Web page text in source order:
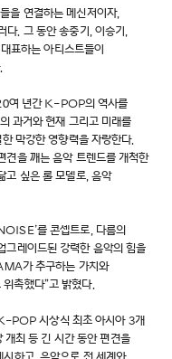
을 연결하는 메신저이자,
. 그 동안 송중기, 이승기,
표하는 아티스트들이
여 년간 K-POP의 역사를
과거와 현재 그리고 미래를
막강한 영향력을 자랑한다.
견을 깨는 음악 트렌드를 개척한
고 싶은 롤 모델로, 음악
를 콘셉트로, 다름의
그레이드된 강력한 음악의 힘을
가 추구하는 가치와
촉했다”고 밝혔다.
POP 시상식 최초 아시아 3개
최 등 긴 시간 동안 편견을